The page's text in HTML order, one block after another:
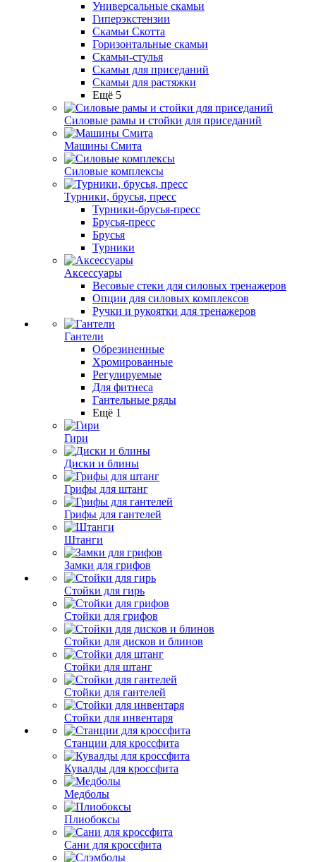
Универсальные скамьи
Гиперэкстензии
Скамьи Скотта
Горизонтальные скамьи
Скамьи-стулья
Скамьи для приседаний
Скамьи для растяжки
Ещё 5
Силовые рамы и стойки для приседаний
Машины Смита
Силовые комплексы
Турники, брусья, пресс
Турники-брусья-пресс
Брусья-пресс
Брусья
Турники
Аксессуары
Весовые стеки для силовых тренажеров
Опции для силовых комплексов
Ручки и рукоятки для тренажеров
Гантели
Обрезиненные
Хромированные
Регулируемые
Для фитнеса
Гантельные ряды
Ещё 1
Гири
Диски и блины
Грифы для штанг
Грифы для гантелей
Штанги
Замки для грифов
Стойки для гирь
Стойки для грифов
Стойки для дисков и блинов
Стойки для штанг
Стойки для гантелей
Стойки для инвентаря
Станции для кроссфита
Кувалды для кроссфита
Медболы
Плиобоксы
Сани для кроссфита